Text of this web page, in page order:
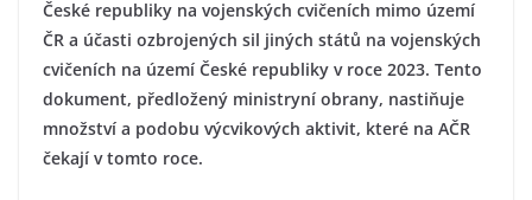
České republiky na vojenských cvičeních mimo území
ČR a účasti ozbrojených sil jiných států na vojenských
cvičeních na území České republiky v roce 2023. Tento
dokument, předložený ministryní obrany, nastiňuje
množství a podobu výcvikových aktivit, které na AČR
čekají v tomto roce.